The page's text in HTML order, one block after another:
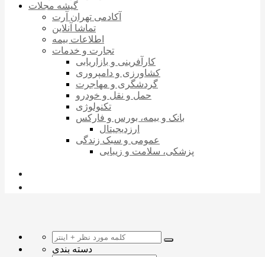
گیشه مجلات
آکادمی تهران آرت
تماشا آنلاین
اطلاعات بیمه
تجارت و خدمات
کارآفرینی و بازاریابی
کشاورزی و دامپروری
گردشگری و مهاجرت
حمل و نقل و خودرو
تکنولوژی
بانک و بیمه، بورس و فارکس
ارزدیجیتال
عمومی و سبک زندگی
پزشکی، سلامت و زیبایی
دسته بندی